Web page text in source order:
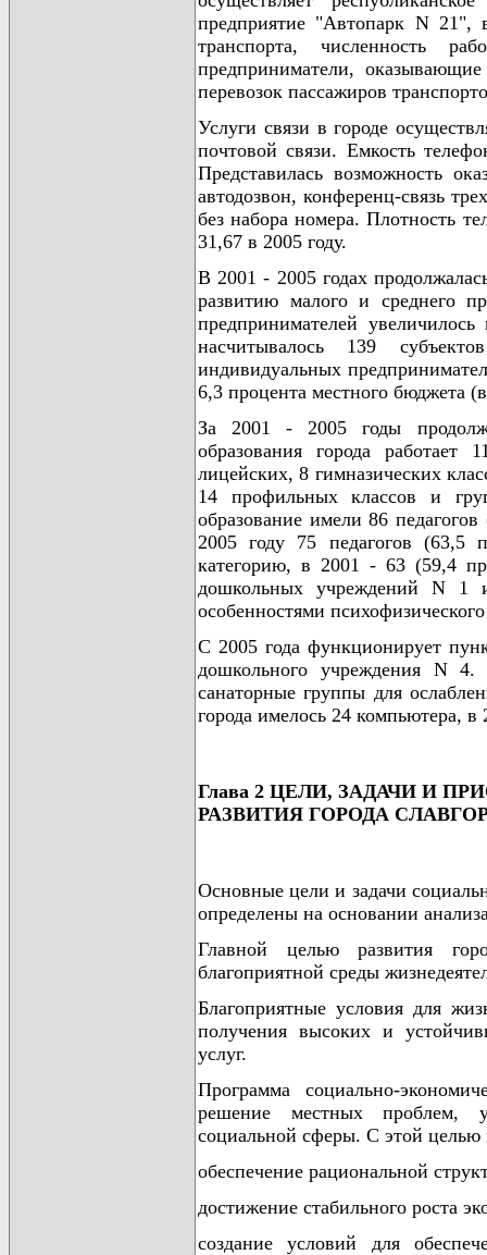
предприятие "Автопарк N 21",
транспорта, численность
предприниматели,
перевозок пассажиров
Услуги связи в городе
почтовой связи. Емкость
Представилась возможность
автодозвон, конференц-связь
без набора номера. Плотность
31,67 в 2005 году.
В 2001 - 2005 годах
развитию малого и среднего
предпринимателей
насчитывалось 139
индивидуальных
6,3 процента местного бюджета
За 2001 - 2005 годы
образования города
лицейских, 8 гимназических
14 профильных классов и
образование имели 86
2005 году 75 педагогов
категорию, в 2001 - 63 (59,4
дошкольных учреждений N 1
особенностями
С 2005 года функционирует
дошкольного учреждения N
санаторные группы для
города имелось 24 компьютера, в
Глава 2 ЦЕЛИ, ЗАДАЧИ И
РАЗВИТИЯ ГОРОДА
Основные цели и задачи
определены на основании
Главной целью развития
благоприятной среды
Благоприятные условия для
получения высоких и
услуг.
Программа социально-
решение местных проблем,
социальной сферы. С этой целью
обеспечение рациональной
достижение стабильного роста
создание условий для